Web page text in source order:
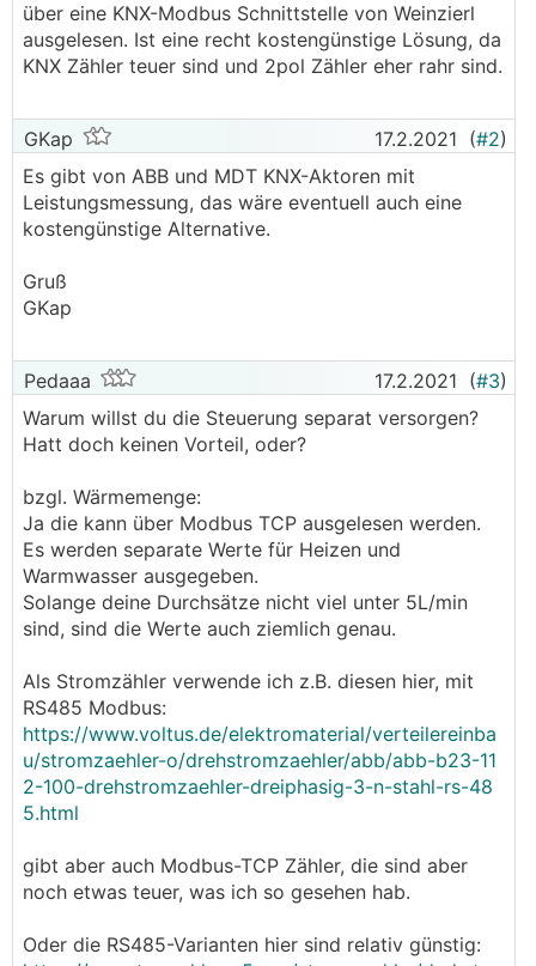
über eine KNX-Modbus Schnittstelle von Weinzierl
ausgelesen. Ist eine recht kostengünstige Lösung, da
KNX Zähler teuer sind und 2pol Zähler eher rahr sind.
GKap 17.2.2021 (#2)
Es gibt von ABB und MDT KNX-Aktoren mit
Leistungsmessung, das wäre eventuell auch eine
kostengünstige Alternative.
Gruß
GKap
Pedaaa 17.2.2021 (#3)
Warum willst du die Steuerung separat versorgen?
Hatt doch keinen Vorteil, oder?
bzgl. Wärmemenge:
Ja die kann über Modbus TCP ausgelesen werden.
Es werden separate Werte für Heizen und
Warmwasser ausgegeben.
Solange deine Durchsätze nicht viel unter 5L/min
sind, sind die Werte auch ziemlich genau.
Als Stromzähler verwende ich z.B. diesen hier, mit
RS485 Modbus:
https://www.voltus.de/elektromaterial/verteilereinba
u/stromzaehler-o/drehstromzaehler/abb/abb-b23-11
2-100-drehstromzaehler-dreiphasig-3-n-stahl-rs-48
5.html
gibt aber auch Modbus-TCP Zähler, die sind aber
noch etwas teuer, was ich so gesehen hab.
Oder die RS485-Varianten hier sind relativ günstig: